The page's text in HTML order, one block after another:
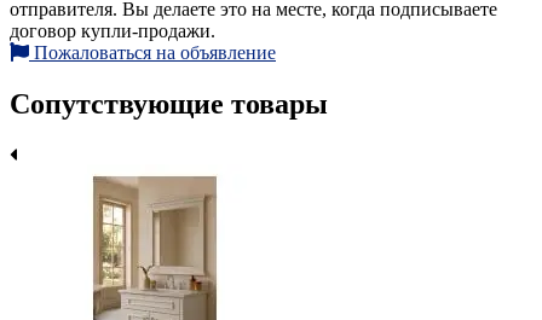
отправителя. Вы делаете это на месте, когда подписываете
договор купли-продажи.
Пожаловаться на объявление
Сопутствующие товары